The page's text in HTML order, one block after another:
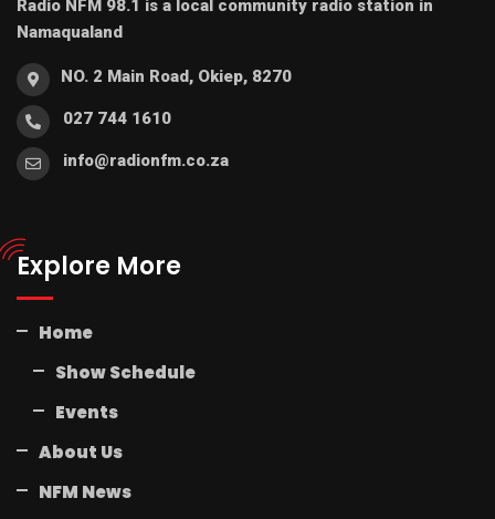
Radio NFM 98.1 is a local community radio station in
Namaqualand
NO. 2 Main Road, Okiep, 8270
027 744 1610
info@radionfm.co.za
Explore More
Home
Show Schedule
Events
About Us
NFM News